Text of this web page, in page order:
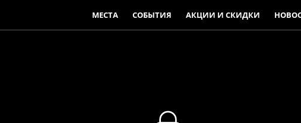
МЕСТА СОБЫТИЯ АКЦИИ И СКИДКИ